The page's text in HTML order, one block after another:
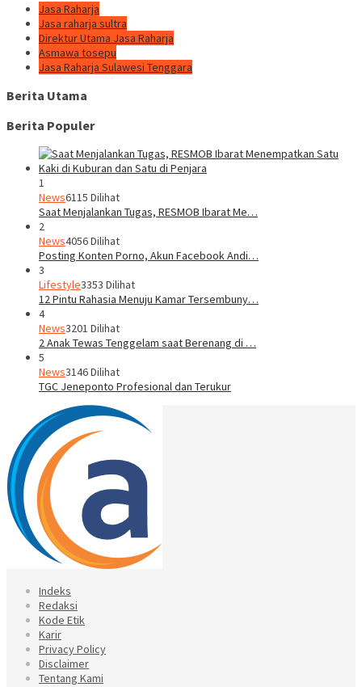
Jasa Raharja
Jasa raharja sultra
Direktur Utama Jasa Raharja
Asmawa tosepu
Jasa Raharja Sulawesi Tenggara
Berita Utama
Berita Populer
1
News6115 Dilihat
Saat Menjalankan Tugas, RESMOB Ibarat Me…
2
News4056 Dilihat
Posting Konten Porno, Akun Facebook Andi…
3
Lifestyle3353 Dilihat
12 Pintu Rahasia Menuju Kamar Tersembuny…
4
News3201 Dilihat
2 Anak Tewas Tenggelam saat Berenang di …
5
News3146 Dilihat
TGC Jeneponto Profesional dan Terukur
Indeks
Redaksi
Kode Etik
Karir
Privacy Policy
Disclaimer
Tentang Kami